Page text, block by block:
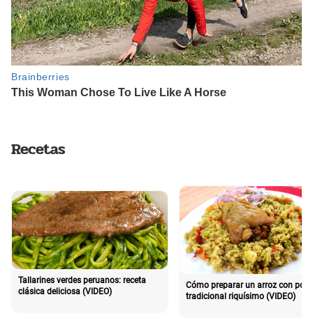
Recetas
Tallarines verdes peruanos: receta
clásica deliciosa (VIDEO)
Cómo preparar un arroz con pollo
tradicional riquísimo (VIDEO)